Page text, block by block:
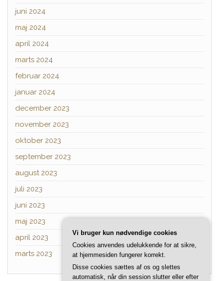
juni 2024
maj 2024
april 2024
marts 2024
februar 2024
januar 2024
december 2023
november 2023
oktober 2023
september 2023
august 2023
juli 2023
juni 2023
maj 2023
april 2023
marts 2023
Vi bruger kun nødvendige cookies
Cookies anvendes udelukkende for at sikre,
at hjemmesiden fungerer korrekt.
Disse cookies sættes af os og slettes
automatisk, når din session slutter eller efter